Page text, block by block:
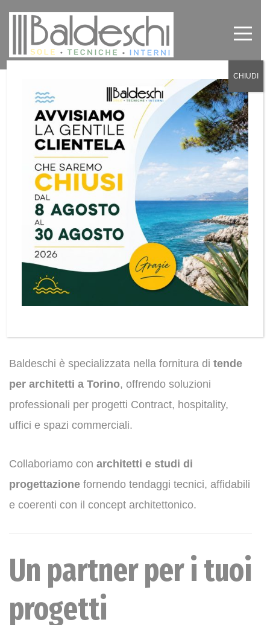
Tende per architetti a Moncalieri e
Chieri
Baldeschi in News 0
Tende per
architetti a
Torino
Baldeschi è specializzata nella fornitura di tende
per architetti a Torino, offrendo soluzioni
professionali per progetti Contract, hospitality,
uffici e spazi commerciali.
Collaboriamo con architetti e studi di
progettazione fornendo tendaggi tecnici, affidabili
e coerenti con il concept architettonico.
Un partner per i tuoi
progetti
CHIUDI